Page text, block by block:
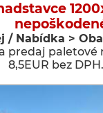
/ Nabídka >
predaj paletové
8,5EUR bez